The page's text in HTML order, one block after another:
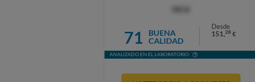
71
BUENA
CALIDAD
Desde
151,28 €
ANALIZADO EN EL LABORATORIO